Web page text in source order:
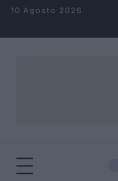
Salta al contenuto
10 Agosto 2026